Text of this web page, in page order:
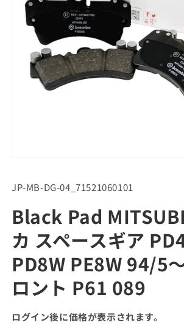
SKU:
JP-MB-DG-04_71521060101
Black Pad
カ スペースギア
PD8W PE8W 94/5
ロント P61 089
ログイン後に価格が表示されます。